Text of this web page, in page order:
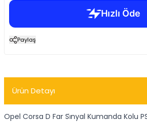
Paylaş
Ürün Detayı
Opel Corsa D Far Si̇nyal Kumanda Kolu